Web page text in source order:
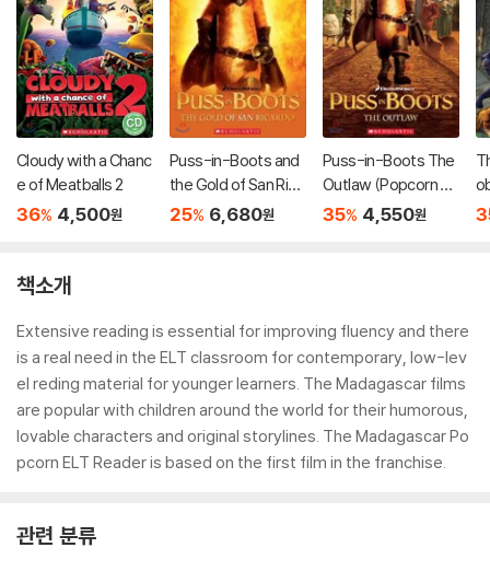
Cloudy with a Chanc
e of Meatballs 2
36% 4,500원
Puss-in-Boots and
the Gold of San Rica
rdo (Popcorn Read
25% 6,680원
Puss-in-Boots The
Outlaw (Popcorn Re
aders)
35% 4,550원
n
책소개
Extensive reading is essential for improving fluency and there
is a real need in the ELT classroom for contemporary, low-lev
el reding material for younger learners. The Madagascar films
are popular with children around the world for their humorous,
lovable characters and original storylines. The Madagascar Po
pcorn ELT Reader is based on the first film in the franchise.
관련 분류